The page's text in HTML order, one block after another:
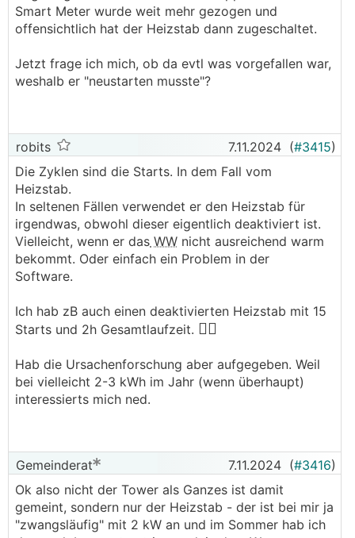
Smart Meter wurde weit mehr gezogen und
offensichtlich hat der Heizstab dann zugeschaltet.
Jetzt frage ich mich, ob da evtl was vorgefallen war,
weshalb er "neustarten musste"?
robits 7.11.2024 (#3415)
Die Zyklen sind die Starts. In dem Fall vom
Heizstab.
In seltenen Fällen verwendet er den Heizstab für
irgendwas, obwohl dieser eigentlich deaktiviert ist.
Vielleicht, wenn er das WW nicht ausreichend warm
bekommt. Oder einfach ein Problem in der
Software.
Ich hab zB auch einen deaktivierten Heizstab mit 15
Starts und 2h Gesamtlaufzeit. 🤷‍♂️
Hab die Ursachenforschung aber aufgegeben. Weil
bei vielleicht 2-3 kWh im Jahr (wenn überhaupt)
interessierts mich ned.
Gemeinderat 7.11.2024 (#3416)
Ok also nicht der Tower als Ganzes ist damit
gemeint, sondern nur der Heizstab - der ist bei mir ja
"zwangsläufig" mit 2 kW an und im Sommer hab ich